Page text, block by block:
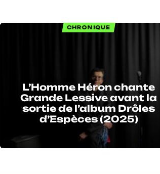
CHRONIQUE
L’Homme Héron chante
Grande Lessive avant la
sortie de l’album Drôles
d’Espèces (2025)